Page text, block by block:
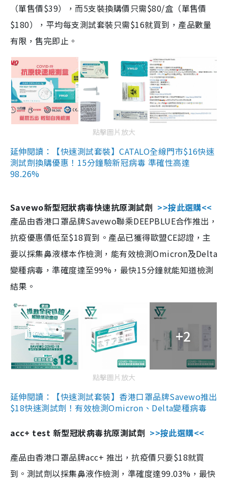
（單售價$39），而5支裝換購價只需$80/盒（單售價
$180），平均每支測試套裝只需$16就買到，產品數量
有限，售完即止。
點擊圖片放大
延伸閱讀：【快速測試套裝】CATALO全線門市$16快速
測試劑換購優惠！15分鐘驗新冠病毒 準確性高達
98.26%
Savewo新型冠狀病毒快速抗原測試劑 >>按此選購<<
產品由香港口罩品牌Savewo聯乘DEEPBLUE合作推出，
抗疫優惠價低至$18買到。產品已獲得歐盟CE認證，主
要以採集鼻液樣本作檢測，能有效檢測Omicron及Delta
變種病毒，準確度達至99%，最快15分鐘就能知道檢測
結果。
+2
點擊圖片放大
延伸閱讀：【快速測試套裝】香港口罩品牌Savewo推出
$18快速測試劑！有效檢測Omicron、Delta變種病毒
acc+ test 新型冠狀病毒抗原測試劑 >>按此選購<<
產品由香港口罩品牌acc+ 推出，抗疫價只要$18就買
到。測試劑以採集鼻液作檢測，準確度達99.03%，最快